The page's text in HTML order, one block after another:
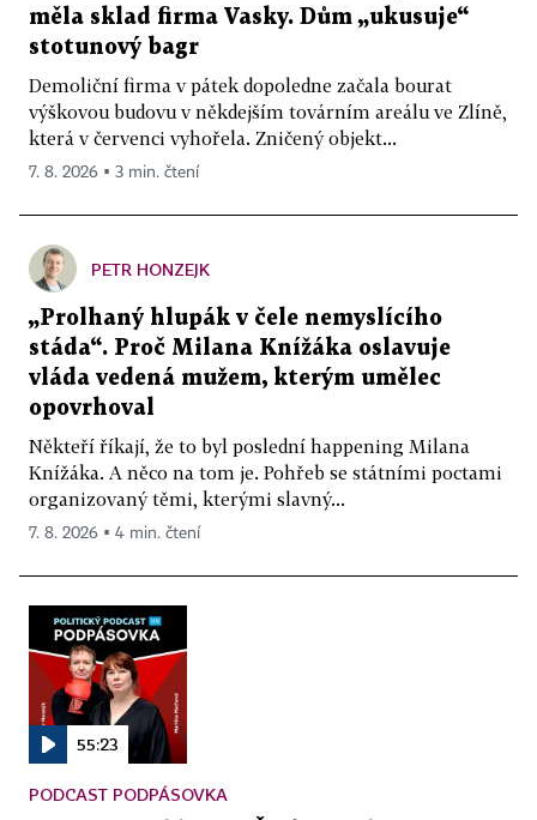
měla sklad firma Vasky. Dům „ukusuje“
stotunový bagr
Demoliční firma v pátek dopoledne začala bourat
výškovou budovu v někdejším továrním areálu ve Zlíně,
která v červenci vyhořela. Zničený objekt...
7. 8. 2026 ▪ 3 min. čtení
PETR HONZEJK
„Prolhaný hlupák v čele nemyslícího
stáda“. Proč Milana Knížáka oslavuje
vláda vedená mužem, kterým umělec
opovrhoval
Někteří říkají, že to byl poslední happening Milana
Knížáka. A něco na tom je. Pohřeb se státními poctami
organizovaný těmi, kterými slavný...
7. 8. 2026 ▪ 4 min. čtení
55:23
PODCAST PODPÁSOVKA